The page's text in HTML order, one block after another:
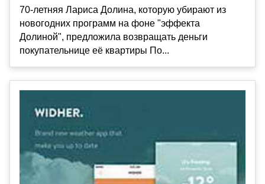
70-летняя Лариса Долина, которую убирают из
новогодних программ на фоне "эффекта
Долиной", предложила возвращать деньги
покупательнице её квартиры По...